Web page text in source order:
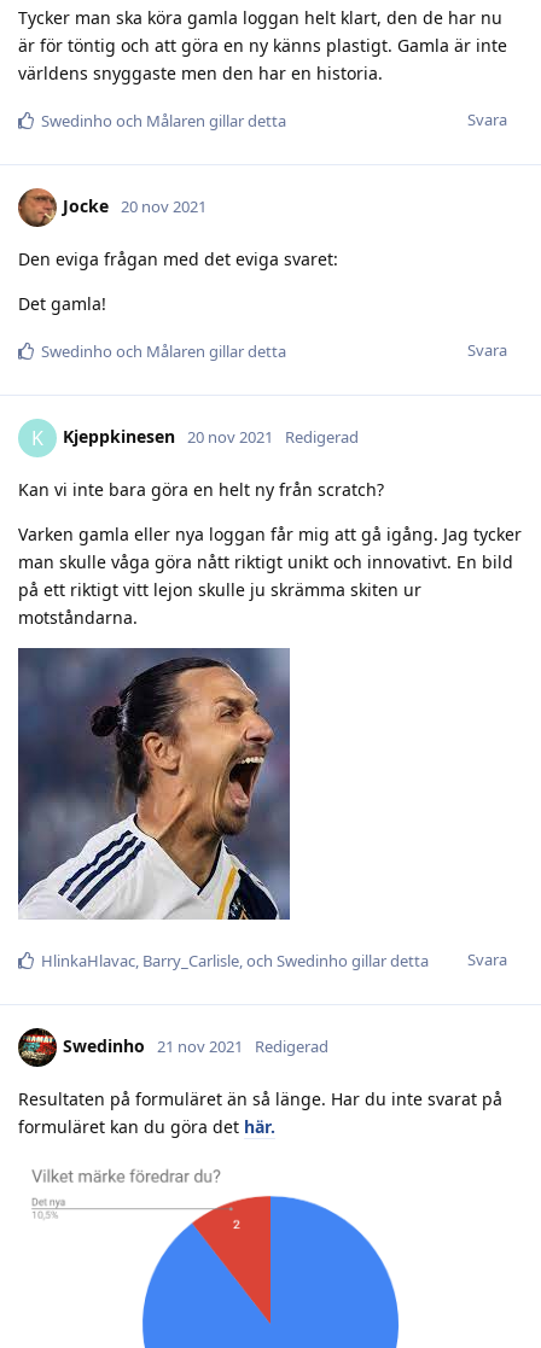
Tycker man ska köra gamla loggan helt klart, den de har nu
är för töntig och att göra en ny känns plastigt. Gamla är inte
världens snyggaste men den har en historia.
Svara
Swedinho och Målaren gillar detta
Jocke 20 nov 2021
Den eviga frågan med det eviga svaret:
Det gamla!
Svara
Swedinho och Målaren gillar detta
K Kjeppkinesen 20 nov 2021 Redigerad
Kan vi inte bara göra en helt ny från scratch?
Varken gamla eller nya loggan får mig att gå igång. Jag tycker
man skulle våga göra nått riktigt unikt och innovativt. En bild
på ett riktigt vitt lejon skulle ju skrämma skiten ur
motståndarna.
Svara
HlinkaHlavac, Barry_Carlisle, och Swedinho gillar detta
Swedinho 21 nov 2021 Redigerad
Resultaten på formuläret än så länge. Har du inte svarat på
formuläret kan du göra det här.